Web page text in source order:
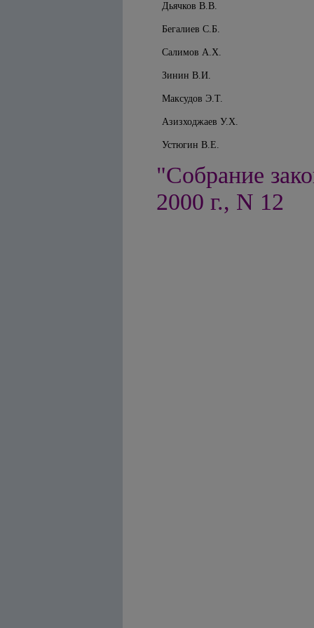
Дьячков В.В.
Бегалиев С.Б.
Салимов А.Х.
Зинин В.И.
Максудов Э.Т.
Азизходжаев У.Х.
Устюгин В.Е.
"Собрание
2000 г., N 12